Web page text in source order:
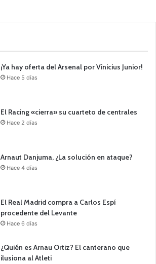
¡Ya hay oferta del Arsenal por Vinicius Junior!
Hace 5 días
El Racing «cierra» su cuarteto de centrales
Hace 2 días
Arnaut Danjuma, ¿La solución en ataque?
Hace 4 días
El Real Madrid compra a Carlos Espí
procedente del Levante
Hace 6 días
¿Quién es Arnau Ortiz? El canterano que
ilusiona al Atleti